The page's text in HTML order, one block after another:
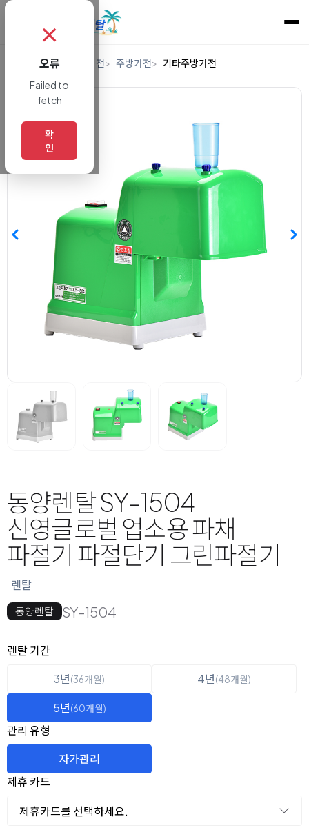
렌탈 디지털/가전 주방가전 기타주방가전
동양렌탈 SY-1504
신영글로벌 업소용 파채
파절기 파절단기 그린파절기
렌탈
동양렌탈 SY-1504
옵션 선택
렌탈 선택
렌탈 기간
3년(36개월) 4년(48개월)
5년(60개월)
관리 유형
자가관리
제휴 카드
제휴카드를 선택하세요.
✗
오류
Failed to
fetch
확
인